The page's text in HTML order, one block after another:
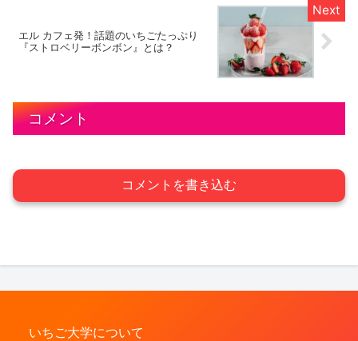
エル カフェ発！話題のいちごたっぷり
『ストロベリーボンボン』とは？
コメント
コメントを書き込む
いちご大学について